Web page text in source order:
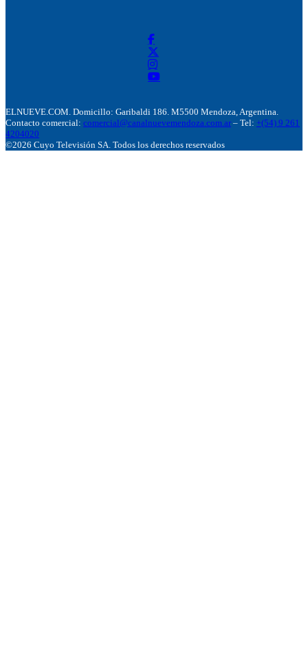
ELNUEVE.COM. Domicillo: Garibaldi 186. M5500 Mendoza, Argentina.
Contacto comercial: comercial@canalnuevemendoza.com.ar – Tel: +(54) 9 261
4204020
©2026 Cuyo Televisión SA. Todos los derechos reservados